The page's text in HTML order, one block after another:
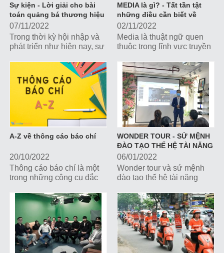
Sự kiện - Lời giải cho bài
toán quảng bá thương hiệu
07/11/2022
Trong thời kỳ hội nhập và
phát triển như hiện nay, sự
công cụ truyền thông,
marketing đắc lực giúp các
doanh nghiệp, tổ chức
tương tác trực tiếp với
khách hàng và xây dựng
hình ảnh thương hiệu.
MEDIA là gì? - Tất tần tật
những điều cần biết về
Media
02/11/2022
Media là thuật ngữ quen
thuộc trong lĩnh vực truyền
phải ai cũng hiểu thấu đáo
ý nghĩa của thuật ngữ này.
Hãy cùng Wonder Media
tìm hiểu những kiến thức
quan trọng nhất về media
nhé
A-Z về thông cáo báo chí
20/10/2022
Thông cáo báo chí là một
trong những công cụ đắc
truyền đạt thông tin, xây
dựng hình ảnh, thu hút sự
quan tâm của công chúng
và giới truyền thông.
WONDER TOUR - SỨ MỆNH
ĐÀO TẠO THẾ HỆ TÀI NĂNG
TRẺ
06/01/2022
Wonder tour và sứ mệnh
đào tạo thế hệ tài năng
động đến mọi mặt của nền
kinh tế, nhưng nghiêm
trọng nhất...